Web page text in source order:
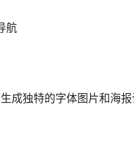
航
成独特的字体图片和海报